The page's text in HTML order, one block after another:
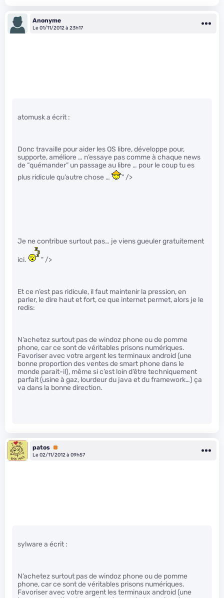
Anonyme
Le 01/11/2012 à 23h17
atomusk a écrit :
Donc travaille pour aider les OS libre, développe pour,
supporte, améliore … n’essaye pas comme à chaque news
de “quémander” un passage au libre … pour le coup tu es
plus ridicule qu’autre chose …
" />
Je ne contribue surtout pas… je viens gueuler gratuitement
ici. " />
Et ce n’est pas ridicule, il faut maintenir la pression, en
parler, le dire haut et fort, ce que internet permet, alors je le
redis:
N’achetez surtout pas de windoz phone ou de pomme
phone, car ce sont de véritables prisons numériques.
Favoriser avec votre argent les terminaux android (une
bonne proportion des ventes de smart phone dans le
monde parait-il), même si c’est loin d’être techniquement
parfait (usine à gaz, lourdeur du java et du framework…) ça
va dans la bonne direction.
patos Premium
Le 02/11/2012 à 09h57
sylware a écrit :
N’achetez surtout pas de windoz phone ou de pomme
phone, car ce sont de véritables prisons numériques.
Favoriser avec votre argent les terminaux android (une